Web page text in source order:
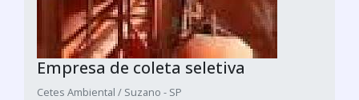
Empresa de coleta seletiva
Cetes Ambiental / Suzano - SP